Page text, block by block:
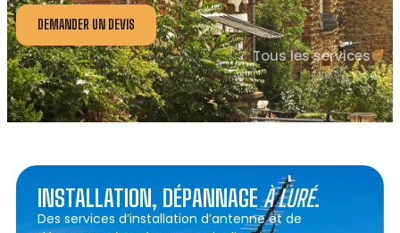
DEMANDER UN DEVIS
Tous les services
INSTALLATION, DÉPANNAGEÀ LURÉ.
Des services d’installation d’antenne et de